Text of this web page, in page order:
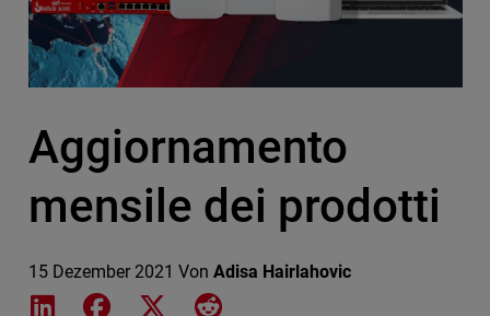
Aggiornamento
mensile dei prodotti
15 Dezember 2021 Von Adisa Hairlahovic
Share on LinkedIn
Share on Facebook
Share on XShare on Reddit